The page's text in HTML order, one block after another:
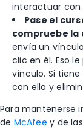
interactuar con
Pase el
compruebe la
envía un
clic en él. Eso
vínculo. Si
con ella y
Para mantenerse
de McAfee y de